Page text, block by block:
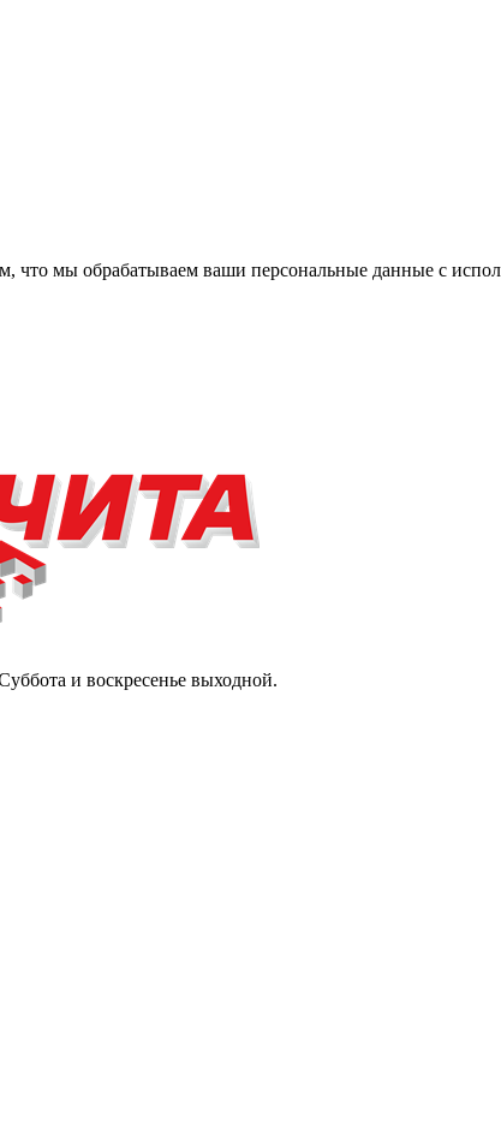
что мы обрабатываем ваши персональные данные с
и воскресенье выходной.